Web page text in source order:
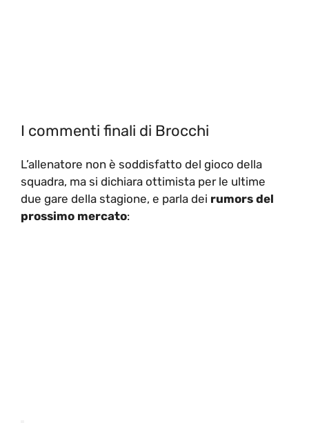
I commenti finali di Brocchi
L’allenatore non è soddisfatto del gioco della
squadra, ma si dichiara ottimista per le ultime
due gare della stagione, e parla dei rumors del
prossimo mercato: